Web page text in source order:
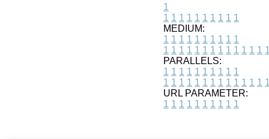
1
1 1 1 1 1 1 1 1 1 1
MEDIUM:
1 1 1 1 1 1 1 1 1 1
1 1 1 1 1 1 1 1 1 1 1 1 1 1
PARALLELS:
1 1 1 1 1 1 1 1 1 1
1 1 1 1 1 1 1 1 1 1 1 1 1 1
URL PARAMETER:
1 1 1 1 1 1 1 1 1 1